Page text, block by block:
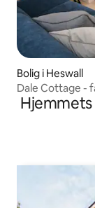
Bolig i Heswall
Dale Cottage -
golfspillere!